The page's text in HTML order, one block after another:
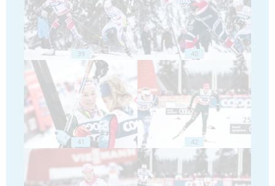
39 40
41 42